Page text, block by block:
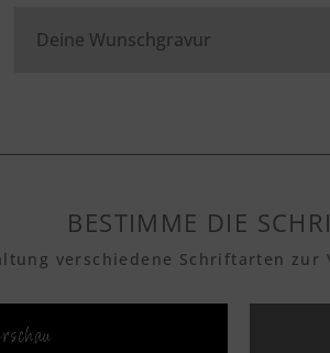
BESTIMME DIE
verschiedene Schriftarten